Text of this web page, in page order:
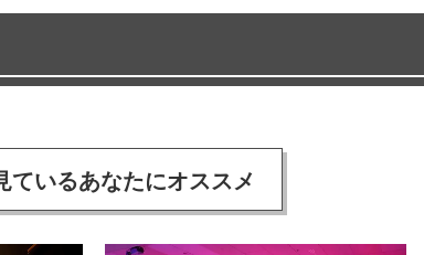
ているあなたにオススメ